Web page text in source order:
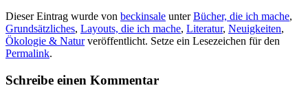
Dieser Eintrag wurde von beckinsale unterBücher, die ich mache,
Grundsätzliches, Layouts, die ich mache, Literatur, Neuigkeiten,
Ökologie & Naturveröffentlicht. Setze ein Lesezeichen für den
Permalink.
Schreibe einen Kommentar